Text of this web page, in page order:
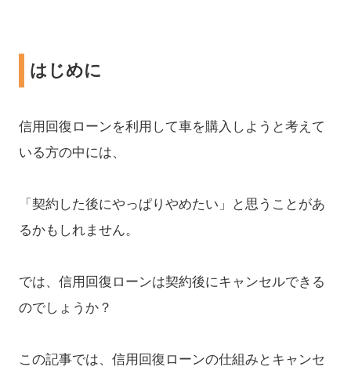
はじめに
信用回復ローンを利用して車を購入しようと考えて
いる方の中には、
「契約した後にやっぱりやめたい」と思うことがあ
るかもしれません。
では、信用回復ローンは契約後にキャンセルできる
のでしょうか？
この記事では、信用回復ローンの仕組みとキャンセ